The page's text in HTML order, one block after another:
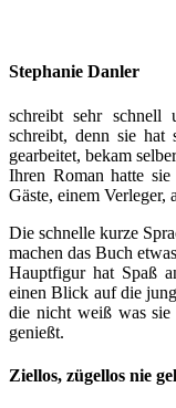
Stephanie Danler
schreibt sehr schnell
schreibt, denn sie hat
gearbeitet, bekam
Ihren Roman hatte
Gäste, einem Verleger,
Die schnelle kurze
machen das Buch
Hauptfigur hat Spaß
einen Blick auf die
die nicht weiß was
genießt.
Ziellos, zügellos nie